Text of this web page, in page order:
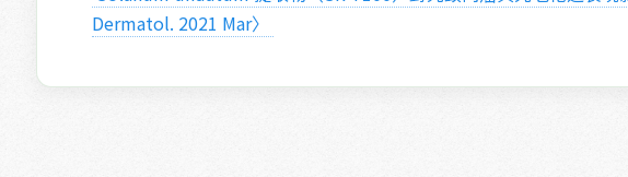
Dermatol. 2021 Mar〉